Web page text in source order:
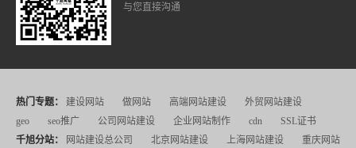
与您直接沟通
热门专题： 建设网站 做网站 高端网站建设
外贸网站建设
geo
seo推广 公司网站建设 企业网站制作 cdn
SSL证书
千旭分站：
网站建设总公司 北京网站建设 上海网站建设
重庆网站